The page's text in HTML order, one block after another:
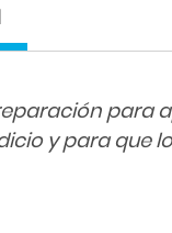
para
y para que